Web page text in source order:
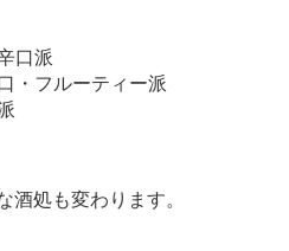
口派
・フルーティー派
酒処も変わります。